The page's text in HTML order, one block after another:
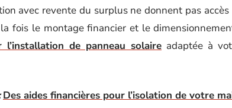
avec revente du surplus ne donnent pas
fois le montage financier et le
l’installation de panneau solaire adaptée à
Des aides financières pour l’isolation de votre